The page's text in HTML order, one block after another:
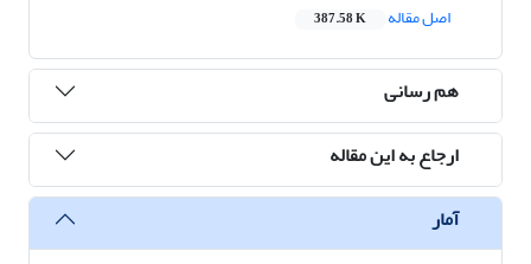
اصل مقاله
387.58 K
هم رسانی
ارجاع به این مقاله
آمار